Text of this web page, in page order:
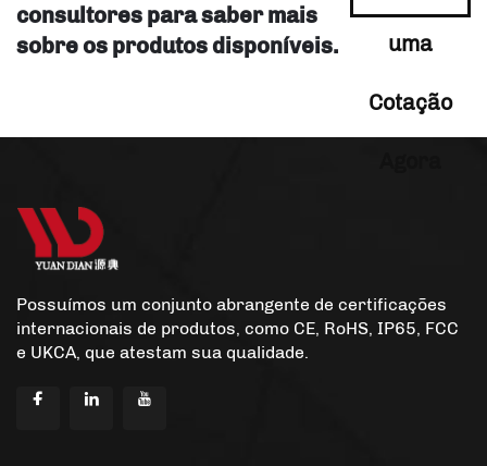
consultores para saber mais
sobre os produtos disponíveis.
uma
Cotação
Possuímos um conjunto abrangente de certificações
internacionais de produtos, como CE, RoHS, IP65, FCC
e UKCA, que atestam sua qualidade.